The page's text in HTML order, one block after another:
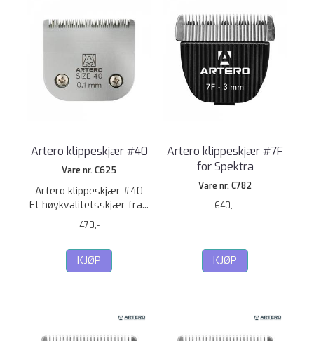
Artero klippeskjær #40
Vare nr. C625
Artero klippeskjær #40
Et høykvalitetsskjær fra...
470,-
KJØP
Artero klippeskjær #7F
for Spektra
Vare nr. C782
640,-
KJØP